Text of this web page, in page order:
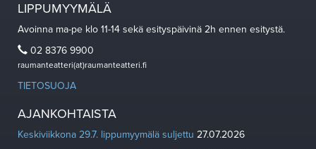
LIPPUMYYMÄLÄ
Avoinna ma-pe klo 11-14 sekä esityspäivinä 2h ennen esitystä.
02 8376 9900
raumanteatteri(at)raumanteatteri.fi
TIETOSUOJA
AJANKOHTAISTA
Keskiviikkona 29.7. lippumyymälä suljettu 27.07.2026